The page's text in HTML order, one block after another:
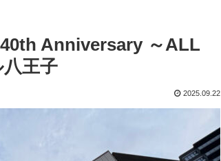
Anniversary ～ALL
王子
2025.09.22